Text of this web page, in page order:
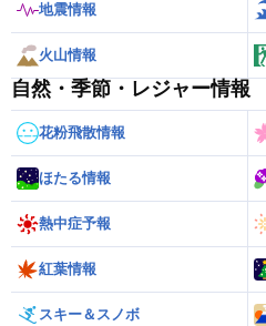
地震情報
火山情報
自然・季節・レジャー情報
花粉飛散情報
ほたる情報
熱中症予報
紅葉情報
スキー＆スノボ